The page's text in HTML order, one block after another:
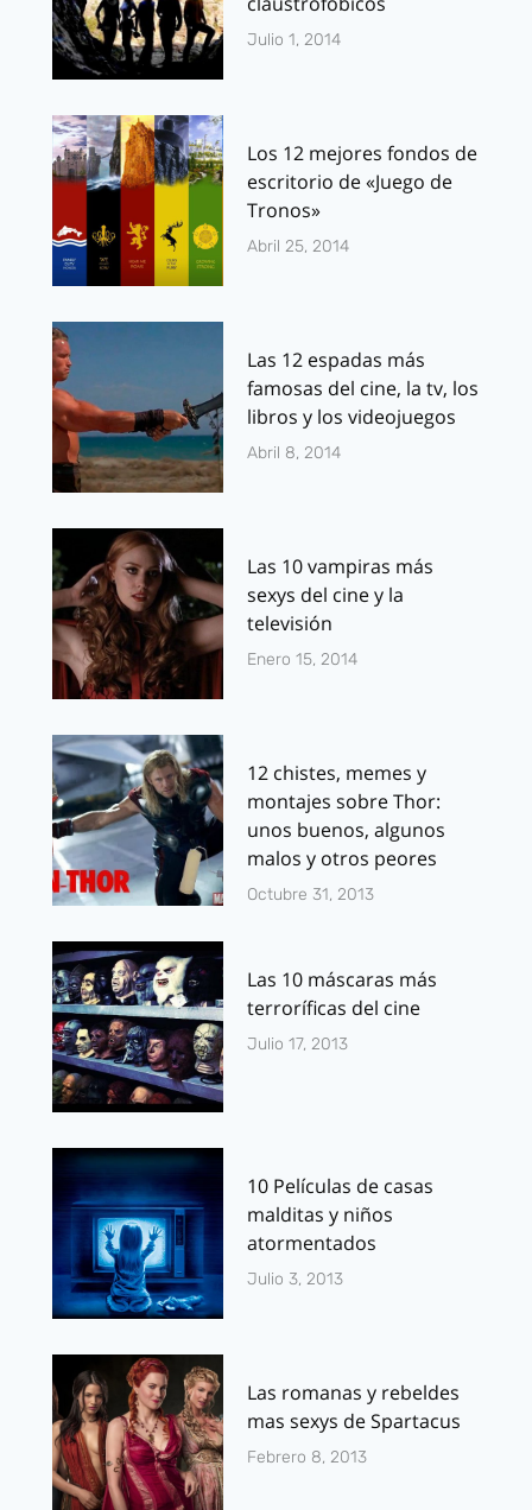
Julio 1, 2014
Los 12 mejores fondos de
escritorio de «Juego de
Tronos»
Abril 25, 2014
Las 12 espadas más
famosas del cine, la tv, los
libros y los videojuegos
Abril 8, 2014
Las 10 vampiras más
sexys del cine y la
televisión
Enero 15, 2014
12 chistes, memes y
montajes sobre Thor:
unos buenos, algunos
malos y otros peores
Octubre 31, 2013
Las 10 máscaras más
terroríficas del cine
Julio 17, 2013
10 Películas de casas
malditas y niños
atormentados
Julio 3, 2013
Las romanas y rebeldes
mas sexys de Spartacus
Febrero 8, 2013